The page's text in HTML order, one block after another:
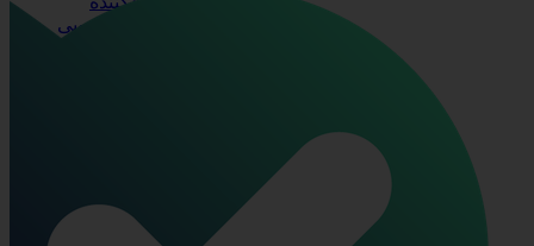
مایع دستشویی
ظرف دو پرسی
فویل آلومینیومی